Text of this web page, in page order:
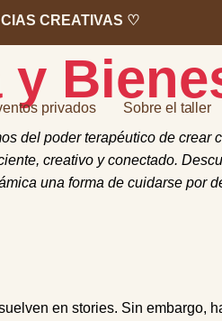
CREATIVAS ♡
privados Sobre el taller
y
del poder terapéutico de
creativo y conectado.
una forma de cuidarse por
en stories. Sin embargo,